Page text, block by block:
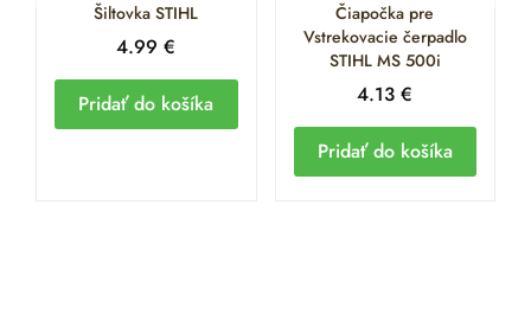
Šiltovka STIHL
4.99€
Pridať do košíka
Čiapočka pre
Vstrekovacie čerpadlo
STIHL MS 500i
4.13€
Pridať do košíka